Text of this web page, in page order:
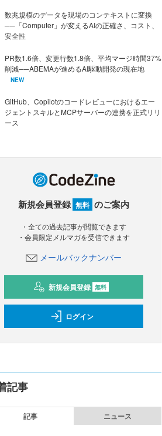
数兆規模のデータを現場のコンテキストに変換
──「Computer」が変えるAIの正確さ、コスト、
安全性
PR数1.6倍、変更行数1.8倍、平均マージ時間37%
削減──ABEMAが進めるAI駆動開発の現在地
NEW
GitHub、Copilotのコードレビューにおけるエー
ジェントスキルとMCPサーバーの連携を正式リリ
ース
新規会員登録 無料 のご案内
・全ての過去記事が閲覧できます
・会員限定メルマガを受信できます
メールバックナンバー
新規会員登録 無料
ログイン
記事
記事 ニュース